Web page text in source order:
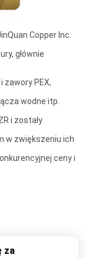
Copper Inc.
głównie
zawory PEX,
wodne itp.
i zostały
w zwiększeniu ich
ceny i
za